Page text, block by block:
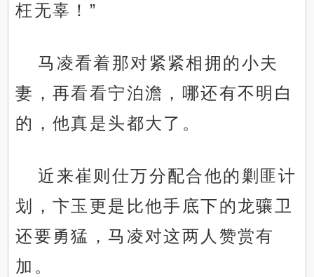
枉无辜！”
马凌看着那对紧紧相拥的小夫
妻，再看看宁泊澹，哪还有不明白
的，他真是头都大了。
近来崔则仕万分配合他的剿匪计
划，卞玉更是比他手底下的龙骧卫
还要勇猛，马凌对这两人赞赏有
加。